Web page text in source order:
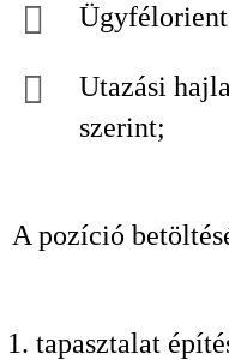
Utazási
szerint;
A pozíció
tapasztalat